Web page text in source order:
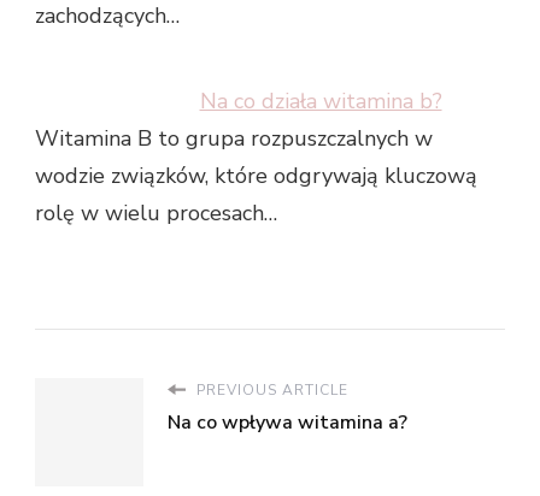
zachodzących…
Na co działa witamina b?
Witamina B to grupa rozpuszczalnych w
wodzie związków, które odgrywają kluczową
rolę w wielu procesach…
PREVIOUS ARTICLE
Na co wpływa witamina a?